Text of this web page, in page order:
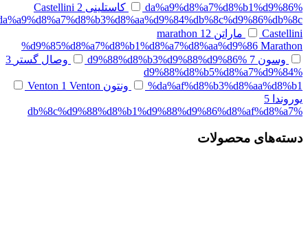
%da%a9%d8%a7%d8%b1%d9%86
کاستلینی Castellini 2
Castellini
ماراتن marathon 12
%d9%85%d8%a7%d8%b1%d8%a7%d8%aa%d9%86 Marathon
وسون 7
%d9%88%d8%b3%d9%88%d9%86 وصال گستر 3
%d9%88%d8%b5%d8%a7%d9%84
%da%af%d8%b3%d8%aa%d8%b1
ونتون Venton 1 Venton
یوروندا 5
%db%8c%d9%88%d8%b1%d9%88%d9%86%d8%af%d8%a7
دسته‌های محصولات